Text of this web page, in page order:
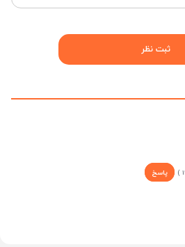
پاسخ